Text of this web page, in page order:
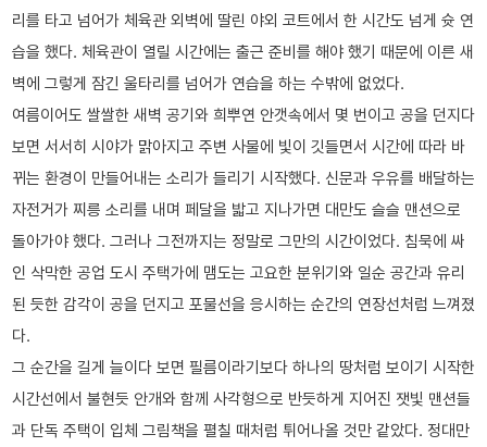
리를 타고 넘어가 체육관 외벽에 딸린 야외 코트에서 한 시간도 넘게 슛 연
습을 했다. 체육관이 열릴 시간에는 출근 준비를 해야 했기 때문에 이른 새
벽에 그렇게 잠긴 울타리를 넘어가 연습을 하는 수밖에 없었다.
여름이어도 쌀쌀한 새벽 공기와 희뿌연 안갯속에서 몇 번이고 공을 던지다
보면 서서히 시야가 맑아지고 주변 사물에 빛이 깃들면서 시간에 따라 바
뀌는 환경이 만들어내는 소리가 들리기 시작했다. 신문과 우유를 배달하는
자전거가 찌릉 소리를 내며 페달을 밟고 지나가면 대만도 슬슬 맨션으로
돌아가야 했다. 그러나 그전까지는 정말로 그만의 시간이었다. 침묵에 싸
인 삭막한 공업 도시 주택가에 맴도는 고요한 분위기와 일순 공간과 유리
된 듯한 감각이 공을 던지고 포물선을 응시하는 순간의 연장선처럼 느껴졌
다.
그 순간을 길게 늘이다 보면 필름이라기보다 하나의 땅처럼 보이기 시작한
시간선에서 불현듯 안개와 함께 사각형으로 반듯하게 지어진 잿빛 맨션들
과 단독 주택이 입체 그림책을 펼칠 때처럼 튀어나올 것만 같았다. 정대만